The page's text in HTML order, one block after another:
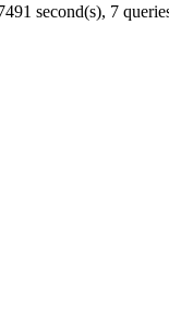
second(s), 7